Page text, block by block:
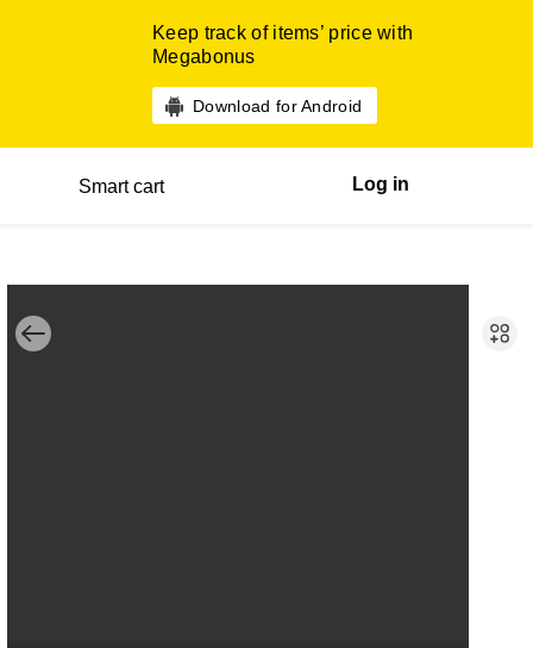
Keep track of items’ price with
Megabonus
Download for Android
Smart cart Log in